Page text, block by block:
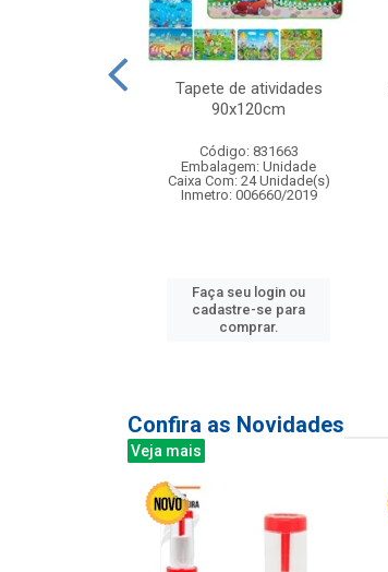
Tapete de atividades
90x120cm
Código: 831663
Embalagem: Unidade
Caixa Com: 24 Unidade(s)
Inmetro: 006660/2019
Faça seu login ou
cadastre-se para
comprar.
Confira as Novidades
Veja mais